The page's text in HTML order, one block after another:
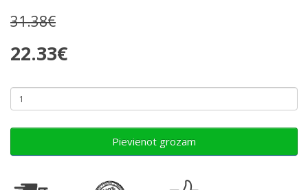
31.38€
22.33€
Pievienot grozam